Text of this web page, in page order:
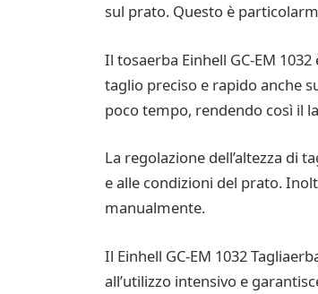
sul prato. Questo è
Il tosaerba Einhell GC-EM
taglio preciso e rapido anche
poco tempo, rendendo così il
La regolazione dell’altezza di
e alle condizioni del prato.
manualmente.
Il Einhell GC-EM 1032
all’utilizzo intensivo e